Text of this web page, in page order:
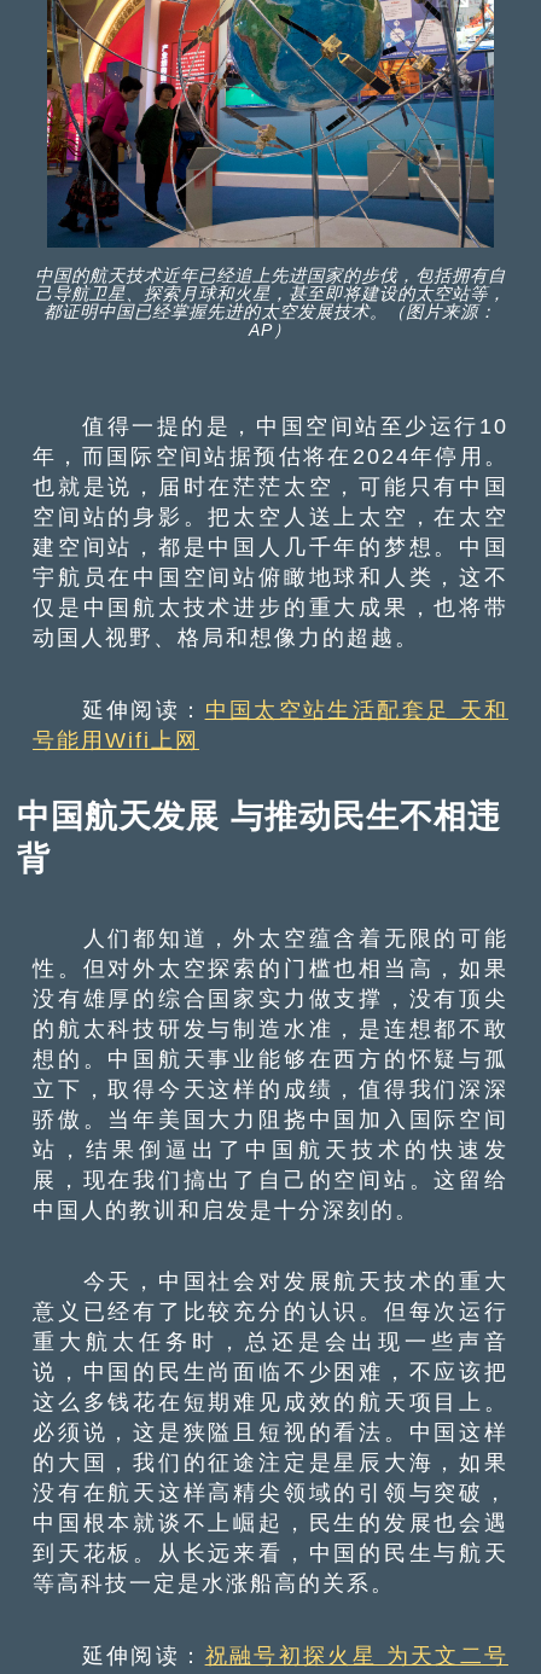
中国的航天技术近年已经追上先进国家的步伐，包括拥有自
己导航卫星、探索月球和火星，甚至即将建设的太空站等，
都证明中国已经掌握先进的太空发展技术。（图片来源：
AP）
值得一提的是，中国空间站至少运行10
年，而国际空间站据预估将在2024年停用。
也就是说，届时在茫茫太空，可能只有中国
空间站的身影。把太空人送上太空，在太空
建空间站，都是中国人几千年的梦想。中国
宇航员在中国空间站俯瞰地球和人类，这不
仅是中国航太技术进步的重大成果，也将带
动国人视野、格局和想像力的超越。
延伸阅读： 中国太空站生活配套足 天和
号能用Wifi上网
中国航天发展 与推动民生不相违
背
人们都知道，外太空蕴含着无限的可能
性。但对外太空探索的门槛也相当高，如果
没有雄厚的综合国家实力做支撑，没有顶尖
的航太科技研发与制造水准，是连想都不敢
想的。中国航天事业能够在西方的怀疑与孤
立下，取得今天这样的成绩，值得我们深深
骄傲。当年美国大力阻挠中国加入国际空间
站，结果倒逼出了中国航天技术的快速发
展，现在我们搞出了自己的空间站。这留给
中国人的教训和启发是十分深刻的。
今天，中国社会对发展航天技术的重大
意义已经有了比较充分的认识。但每次运行
重大航太任务时，总还是会出现一些声音
说，中国的民生尚面临不少困难，不应该把
这么多钱花在短期难见成效的航天项目上。
必须说，这是狭隘且短视的看法。中国这样
的大国，我们的征途注定是星辰大海，如果
没有在航天这样高精尖领域的引领与突破，
中国根本就谈不上崛起，民生的发展也会遇
到天花板。从长远来看，中国的民生与航天
等高科技一定是水涨船高的关系。
延伸阅读： 祝融号初探火星 为天文二号